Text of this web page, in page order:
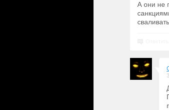
А они не
сваливать.